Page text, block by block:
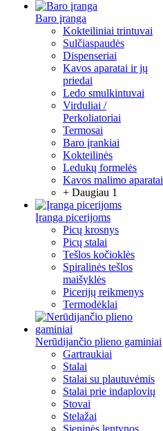
Baro įranga
Kokteiliniai trintuvai
Sulčiaspaudės
Dispenseriai
Kavos aparatai ir jų
priedai
Ledo smulkintuvai
Virduliai /
Perkoliatoriai
Termosai
Baro įrankiai
Kokteilinės
Ledukų formelės
Kavos malimo aparatai
+ Daugiau 1
Įranga picerijoms
Picų krosnys
Picų stalai
Tešlos kočioklės
Spiralinės tešlos
maišyklės
Picerijų reikmenys
Termodėklai
Nerūdijančio plieno gaminiai
Gartraukiai
Stalai
Stalai su plautuvėmis
Stalai prie indaplovių
Stovai
Stelažai
Sieninės lentynos